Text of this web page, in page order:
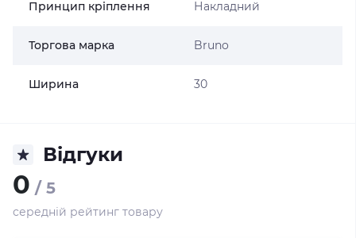
Принцип кріплення Накладний
Торгова марка Bruno
Ширина 30
Відгуки
0 / 5
середній рейтинг товару